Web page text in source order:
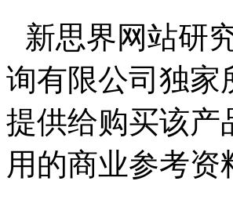
新思界网站研
询有限公司独家
提供给购买该产
用的商业参考资